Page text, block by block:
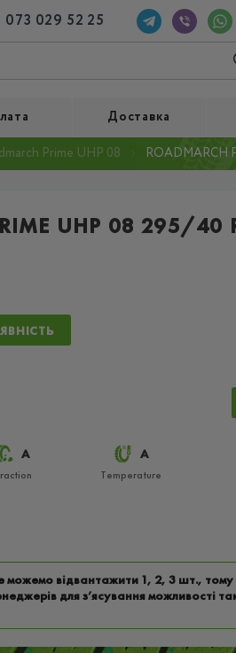
073 029 52 25
Доставка
Prime UHP 08 ROADMARCH
UHP 08 295/40
A A
Temperature
можемо відвантажити 1, 2, 3 шт.,
для з’ясування можливості